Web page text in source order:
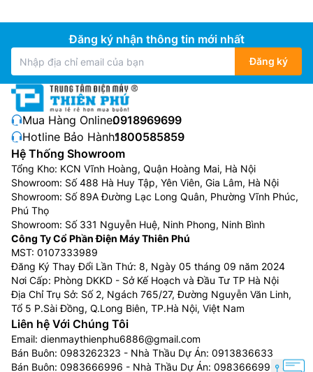
Đăng ký nhận thông tin mới nhất
Đăng ký
Mua Hàng Online:0918969699
Hotline Bảo Hành:1800585859
Hệ Thống Showroom
Tổng Kho: KCN Vĩnh Hoàng, Quận Hoàng Mai, Hà Nội
Showroom: Số 488 Hà Huy Tập, Yên Viên, Gia Lâm, Hà Nội
Showroom: Số 89A Đường Lạc Long Quân, Phường Vĩnh Phúc,
Phú Thọ
Showroom: Số 331 Nguyễn Huệ, Ninh Phong, Ninh Bình
Công Ty Cổ Phần Điện Máy Thiên Phú
MST: 0107333989
Đăng Ký Thay Đổi Lần Thứ: 8, Ngày 05 tháng 09 năm 2024
Nơi Cấp: Phòng DKKD - Sở Kế Hoạch và Đầu Tư TP Hà Nội
Địa Chỉ Trụ Sở: Số 2, Ngách 765/27, Đường Nguyễn Văn Linh,
Tổ 5 P.Sài Đồng, Q.Long Biên, TP.Hà Nội, Việt Nam
Liên hệ Với Chúng Tôi
Email: dienmaythienphu6886@gmail.com
Bán Buôn: 0983262323 - Nhà Thầu Dự Án: 0913836633
Bán Buôn: 0983666996 - Nhà Thầu Dự Án: 0983666996